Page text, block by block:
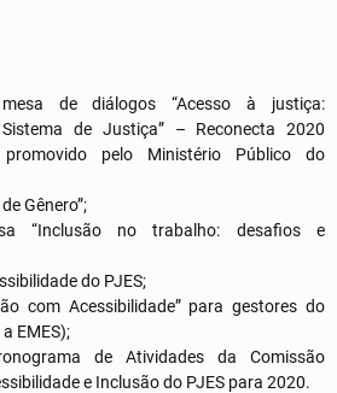
de diálogos “Acesso à justiça:
de Justiça” – Reconecta 2020
pelo Ministério Público do
Gênero”;
“Inclusão no trabalho: desafios e
do PJES;
com Acessibilidade” para gestores do
EMES);
de Atividades da Comissão
e Inclusão do PJES para 2020.